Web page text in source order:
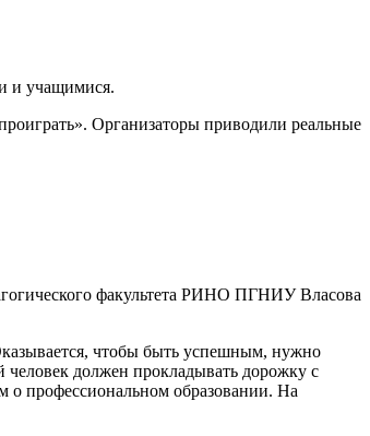
и учащимися.
». Организаторы приводили реальные
факультета РИНО ПГНИУ Власова
чтобы быть успешным, нужно
должен прокладывать дорожку с
о профессиональном образовании. На